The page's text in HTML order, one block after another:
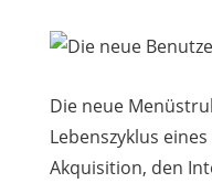
Die neue
Lebenszyklus
Akquisition, den